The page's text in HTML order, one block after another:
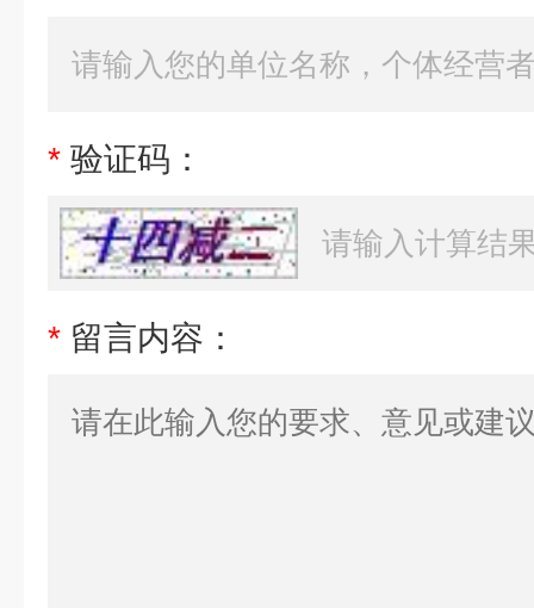
* 验证码：
* 留言内容：